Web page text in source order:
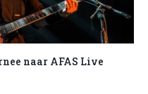
naar AFAS Live